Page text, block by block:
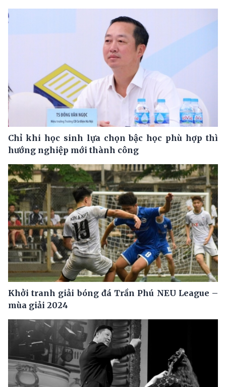
Chỉ khi học sinh lựa chọn bậc học phù hợp thì
hướng nghiệp mới thành công
Khởi tranh giải bóng đá Trần Phú NEU League –
mùa giải 2024